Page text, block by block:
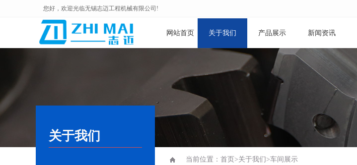
您好，欢迎光临无锡志迈工程机械有限公司!
网站首页 关于我们 产品展示 新闻资讯
关于我们
当前位置： 首页 >关于我们>车间展示